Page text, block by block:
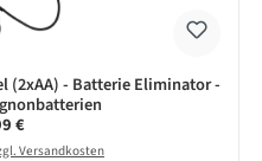
- Batterie Eliminator -
Preis:
€
Versandkosten